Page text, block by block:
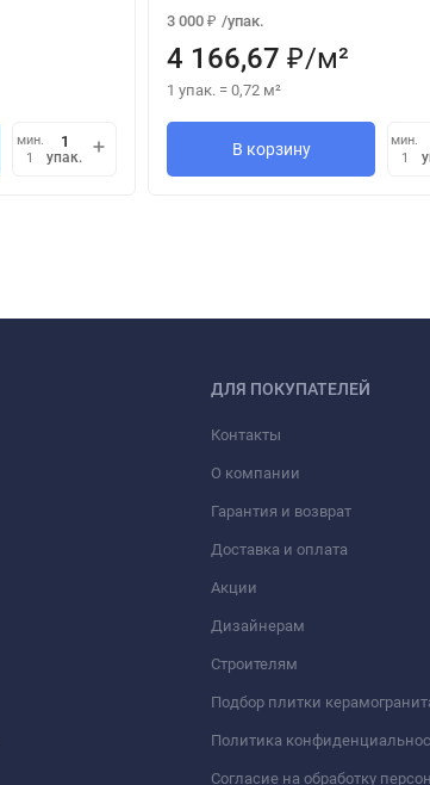
мин.
1
упак.
3 000 ₽ /упак.
4 166,67 ₽/м²
1 упак. =0,72 м²
В корзину
мин.
1
ДЛЯ ПОКУПАТЕЛЕЙ
Контакты
О компании
Гарантия и возврат
Доставка и оплата
Акции
Дизайнерам
Строителям
Подбор плитки
Политика
Согласие на обработку